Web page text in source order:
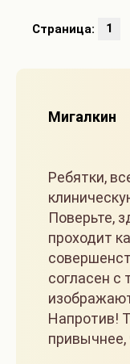
Страница: 1
Мигалкин
Ребятки,
Поверьте,
проходит
согласен с
Напротив!
привычнее,